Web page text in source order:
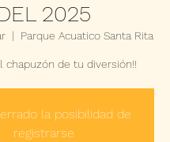
2025
  |
Parque Acuatico Santa Rita
chapuzón de tu diversión!!
la posibilidad de
registrarse